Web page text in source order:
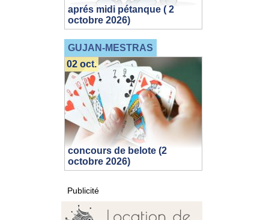
aprés midi pétanque ( 2
octobre 2026)
GUJAN-MESTRAS
concours de belote (2
octobre 2026)
02 oct.
Publicité